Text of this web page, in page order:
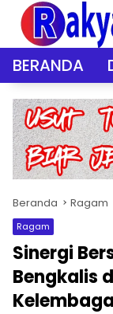
Langsung
konten
BERANDA
Beranda Ragam
Ragam
Sinergi
Bengkalis